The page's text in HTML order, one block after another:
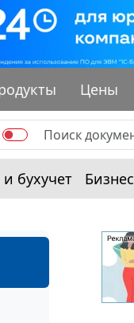
Цены
бухучет Бизнес